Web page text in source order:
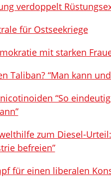
verdoppelt
für Ostseekriege
mit starken
Taliban? “Man kann
“So
zum Diesel-
befreien”
für einen liberalen